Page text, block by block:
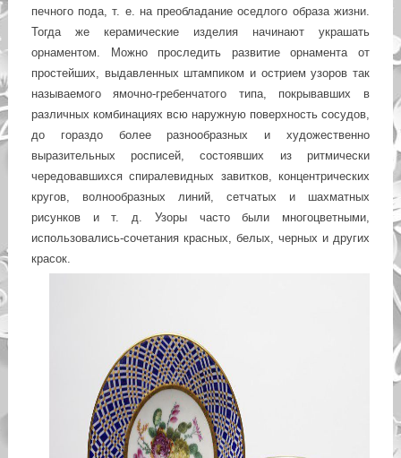
печного пода, т. е. на преобладание оседлого образа жизни.
Тогда же керамические изделия начинают украшать
орнаментом. Можно проследить развитие орнамента от
простейших, выдавленных штампиком и острием узоров так
называемого ямочно-гребенчатого типа, покрывавших в
различных комбинациях всю наружную поверхность сосудов,
до гораздо более разнообразных и художественно
выразительных росписей, состоявших из ритмически
чередовавшихся спиралевидных завитков, концентрических
кругов, волнообразных линий, сетчатых и шахматных
рисунков и т. д. Узоры часто были многоцветными,
использовались-сочетания красных, белых, черных и других
красок.